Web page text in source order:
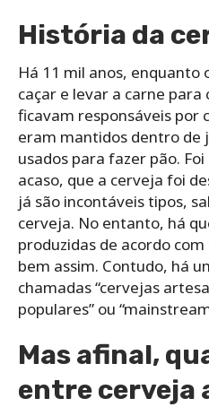
História da
Há 11 mil anos, enquanto
caçar e levar a carne para
ficavam responsáveis por
eram mantidos dentro de
usados para fazer pão.
acaso, que a cerveja foi
já são incontáveis tipos,
cerveja. No entanto, há
produzidas de acordo
bem assim. Contudo, há
chamadas “cervejas
populares” ou
Mas afinal,
entre cerveja